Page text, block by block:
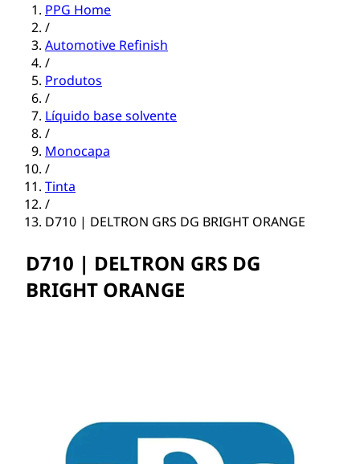
PPG Home
/
Automotive Refinish
/
Produtos
/
Líquido base solvente
/
Monocapa
/
Tinta
/
D710 | DELTRON GRS DG BRIGHT ORANGE
D710 | DELTRON GRS DG
BRIGHT ORANGE